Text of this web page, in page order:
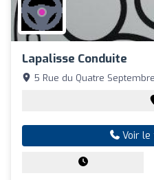
Lapalisse Conduite
5 Rue du Quatre
Voir le